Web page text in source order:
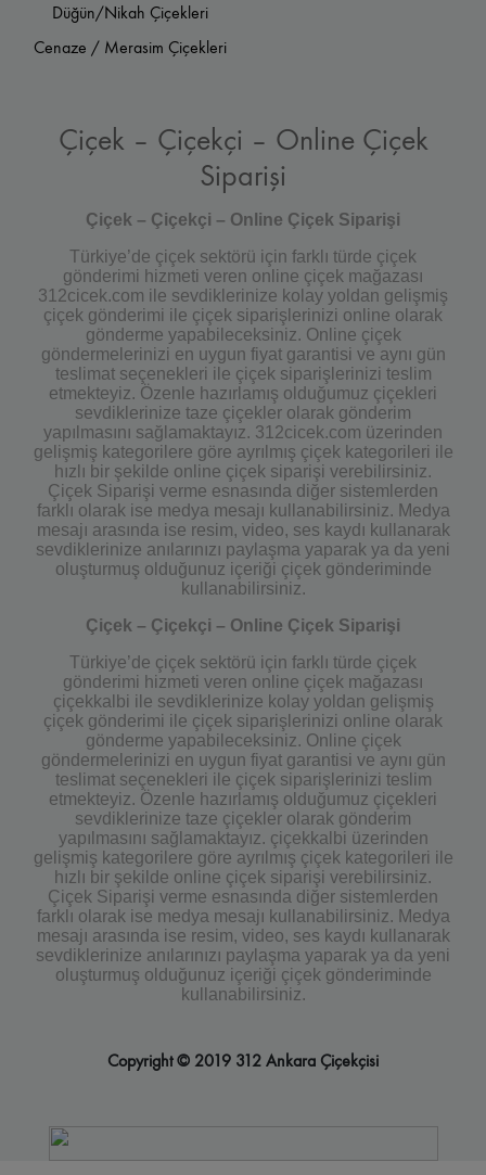
Düğün/Nikah Çiçekleri
Cenaze / Merasim Çiçekleri
Çiçek – Çiçekçi – Online Çiçek
Siparişi
Çiçek – Çiçekçi – Online Çiçek Siparişi
Türkiye’de çiçek sektörü için farklı türde çiçek
gönderimi hizmeti veren online çiçek mağazası
312cicek.com ile sevdiklerinize kolay yoldan gelişmiş
çiçek gönderimi ile çiçek siparişlerinizi online olarak
gönderme yapabileceksiniz. Online çiçek
göndermelerinizi en uygun fiyat garantisi ve aynı gün
teslimat seçenekleri ile çiçek siparişlerinizi teslim
etmekteyiz. Özenle hazırlamış olduğumuz çiçekleri
sevdiklerinize taze çiçekler olarak gönderim
yapılmasını sağlamaktayız. 312cicek.com üzerinden
gelişmiş kategorilere göre ayrılmış çiçek kategorileri ile
hızlı bir şekilde online çiçek siparişi verebilirsiniz.
Çiçek Siparişi verme esnasında diğer sistemlerden
farklı olarak ise medya mesajı kullanabilirsiniz. Medya
mesajı arasında ise resim, video, ses kaydı kullanarak
sevdiklerinize anılarınızı paylaşma yaparak ya da yeni
oluşturmuş olduğunuz içeriği çiçek gönderiminde
kullanabilirsiniz.
Çiçek – Çiçekçi – Online Çiçek Siparişi
Türkiye’de çiçek sektörü için farklı türde çiçek
gönderimi hizmeti veren online çiçek mağazası
çiçekkalbi ile sevdiklerinize kolay yoldan gelişmiş
çiçek gönderimi ile çiçek siparişlerinizi online olarak
gönderme yapabileceksiniz. Online çiçek
göndermelerinizi en uygun fiyat garantisi ve aynı gün
teslimat seçenekleri ile çiçek siparişlerinizi teslim
etmekteyiz. Özenle hazırlamış olduğumuz çiçekleri
sevdiklerinize taze çiçekler olarak gönderim
yapılmasını sağlamaktayız. çiçekkalbi üzerinden
gelişmiş kategorilere göre ayrılmış çiçek kategorileri ile
hızlı bir şekilde online çiçek siparişi verebilirsiniz.
Çiçek Siparişi verme esnasında diğer sistemlerden
farklı olarak ise medya mesajı kullanabilirsiniz. Medya
mesajı arasında ise resim, video, ses kaydı kullanarak
sevdiklerinize anılarınızı paylaşma yaparak ya da yeni
oluşturmuş olduğunuz içeriği çiçek gönderiminde
kullanabilirsiniz.
Copyright © 2019 312 Ankara Çiçekçisi